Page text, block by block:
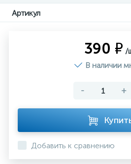
Артикул
390 ₽ /
В наличии
- +
Добавить к сравнению